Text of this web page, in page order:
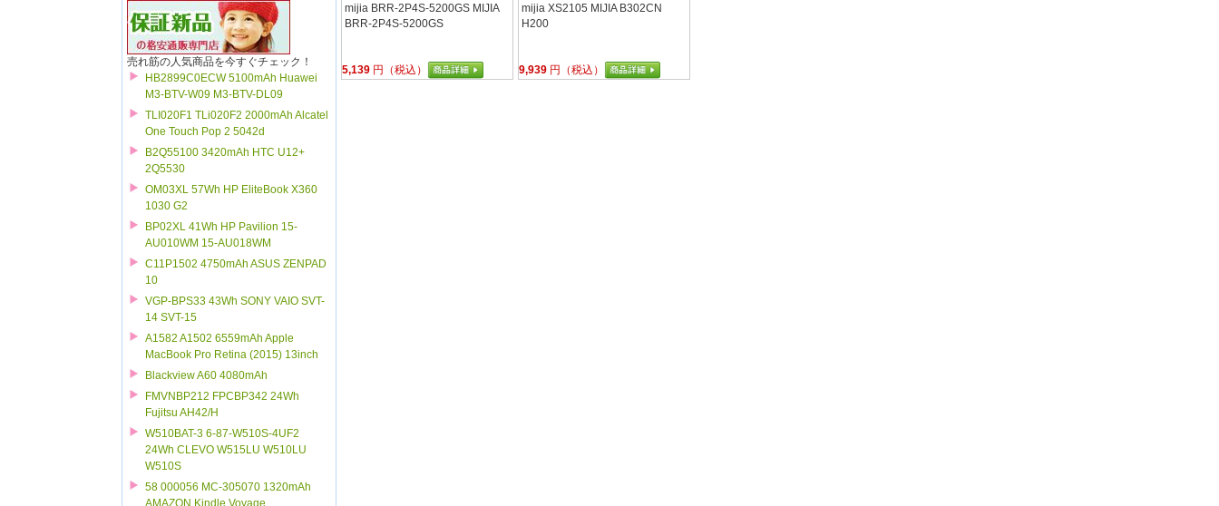
売れ筋の人気商品を今すぐチェック！
HB2899C0ECW 5100mAh Huawei
M3-BTV-W09 M3-BTV-DL09
TLI020F1 TLi020F2 2000mAh Alcatel
One Touch Pop 2 5042d
B2Q55100 3420mAh HTC U12+
2Q5530
OM03XL 57Wh HP EliteBook X360
1030 G2
BP02XL 41Wh HP Pavilion 15-
AU010WM 15-AU018WM
C11P1502 4750mAh ASUS ZENPAD
10
VGP-BPS33 43Wh SONY VAIO SVT-
14 SVT-15
A1582 A1502 6559mAh Apple
MacBook Pro Retina (2015) 13inch
Blackview A60 4080mAh
FMVNBP212 FPCBP342 24Wh
Fujitsu AH42/H
W510BAT-3 6-87-W510S-4UF2
24Wh CLEVO W515LU W510LU
W510S
58 000056 MC-305070 1320mAh
AMAZON Kindle Voyage
mijia BRR-2P4S-5200GS MIJIA
BRR-2P4S-5200GS
5,139 円（税込）
mijia XS2105 MIJIA B302CN
H200
9,939 円（税込）